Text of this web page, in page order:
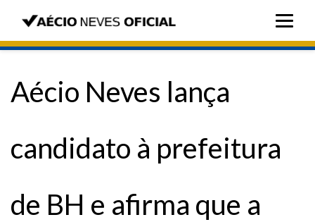
Aécio Neves lança
candidato à prefeitura
de BH e afirma que a